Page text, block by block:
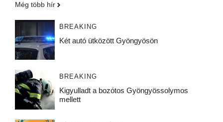
Még több hír
BREAKING
Két autó ütközött Gyöngyösön
BREAKING
Kigyulladt a bozótos Gyöngyössolymos
mellett